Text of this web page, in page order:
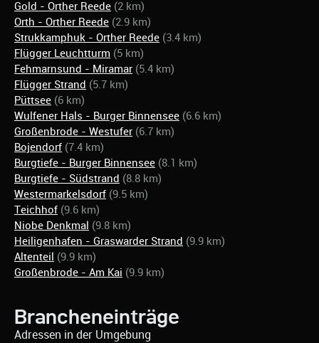
Gold - Orther Reede (2 km)
Orth - Orther Reede (2.9 km)
Strukkamphuk - Orther Reede (3.4 km)
Flügger Leuchtturm (5 km)
Fehmarnsund - Miramar (5.4 km)
Flügger Strand (5.7 km)
Püttsee (6 km)
Wulfener Hals - Burger Binnensee (6.6 km)
Großenbrode - Westufer (6.7 km)
Bojendorf (7.4 km)
Burgtiefe - Burger Binnensee (8.1 km)
Burgtiefe - Südstrand (8.8 km)
Westermarkelsdorf (9.5 km)
Teichhof (9.6 km)
Niobe Denkmal (9.8 km)
Heiligenhafen - Graswarder Strand (9.9 km)
Altenteil (9.9 km)
Großenbrode - Am Kai (9.9 km)
Brancheneinträge
Adressen in der Umgebung